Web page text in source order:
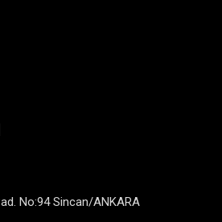
No:94 Sincan/ANKARA